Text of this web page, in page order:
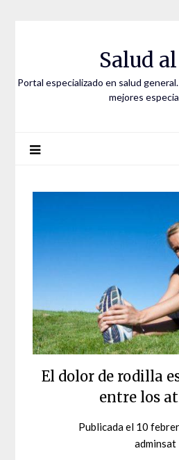
Salud
Portal especializado en salud
mejores
El dolor de rodilla
entre los
Publicada el 10
adminsat